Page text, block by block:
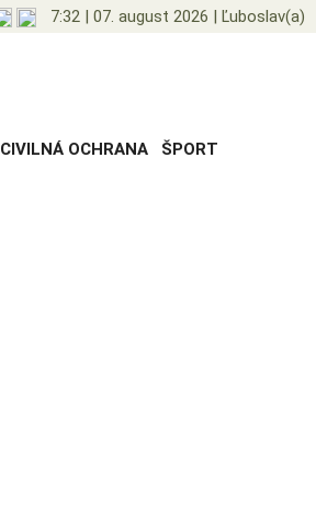
7:32 | 07. august 2026 | Ľuboslav(a)
CIVILNÁ OCHRANA ŠPORT